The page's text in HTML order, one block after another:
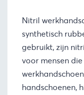
Nitril
synthetisch
gebruikt, zijn
voor mensen
handschoenen,